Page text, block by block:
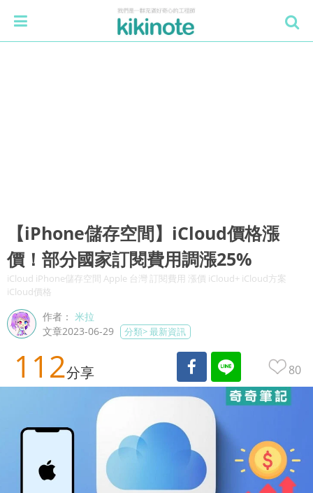
【iPhone儲存空間】iCloud價格漲
價！部分國家訂閱費用調漲25%
iCloud iPhone儲存空間 Apple 台灣 訂閱費用 漲價 iCloud+ iCloud方案
iCloud價格
作者：米拉
文章2023-06-29
分類>最新資訊
112分享 80